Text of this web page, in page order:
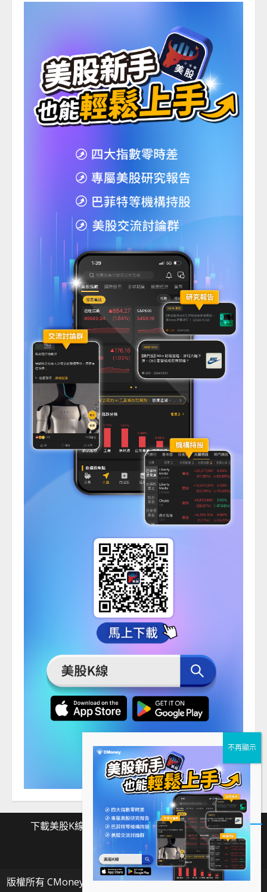
下載美股K線 Facebook Instagram Twitter
載
美
Facebook
Instagram
Twitter
版權所有 CMoney 全曜財經資訊股份有限公司|MoreNews